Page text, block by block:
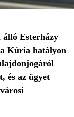
álló Esterházy
Kúria hatályon
és az ügyet